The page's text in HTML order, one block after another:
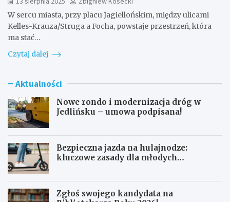
W sercu miasta, przy placu Jagiellońskim, między ulicami
Kelles-Krauza/Struga a Focha, powstaje przestrzeń, która
ma stać…
Czytaj dalej
Aktualności
Nowe rondo i modernizacja dróg w
Jedlińsku – umowa podpisana!
Bezpieczna jazda na hulajnodze:
kluczowe zasady dla młodych
Zgłoś swojego kandydata na